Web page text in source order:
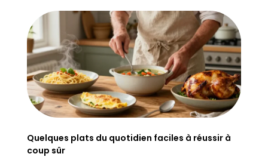
Quelques plats du quotidien faciles à réussir à
coup sûr